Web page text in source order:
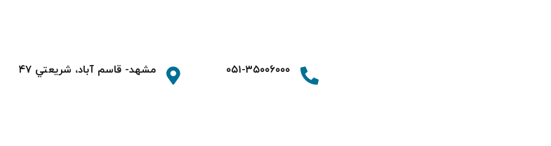
۰۵۱-۳۵۰۰۶۰۰۰ مشهد- قاسم آباد، شريعتي ۴۷